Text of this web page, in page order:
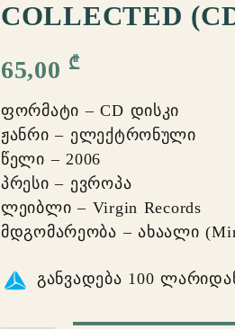
COLLECTED
65,00 ₾
ფორმატი – CD დისკი
ჟანრი – ელექტრონული
წელი – 2006
პრესი – ევროპა
ლეიბლი – Virgin Records
მდგომარეობა – ახაალი
განვადება 100